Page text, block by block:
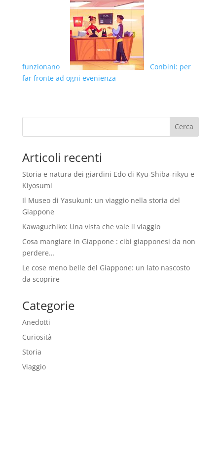
funzionano
Conbini: per
far fronte ad ogni evenienza
Articoli recenti
Storia e natura dei giardini Edo di Kyu-Shiba-rikyu e
Kiyosumi
Il Museo di Yasukuni: un viaggio nella storia del
Giappone
Kawaguchiko: Una vista che vale il viaggio
Cosa mangiare in Giappone : cibi giapponesi da non
perdere…
Le cose meno belle del Giappone: un lato nascosto
da scoprire
Categorie
Anedotti
Curiosità
Storia
Viaggio